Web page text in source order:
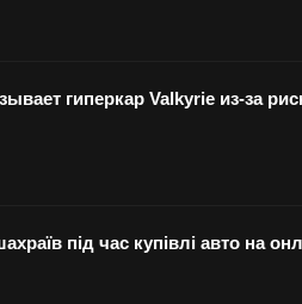
гиперкар Valkyrie из-за
під час купівлі авто на